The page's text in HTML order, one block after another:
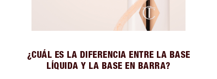
¿CUÁL ES LA DIFERENCIA ENTRE LA BASE
LÍQUIDA Y LA BASE EN BARRA?